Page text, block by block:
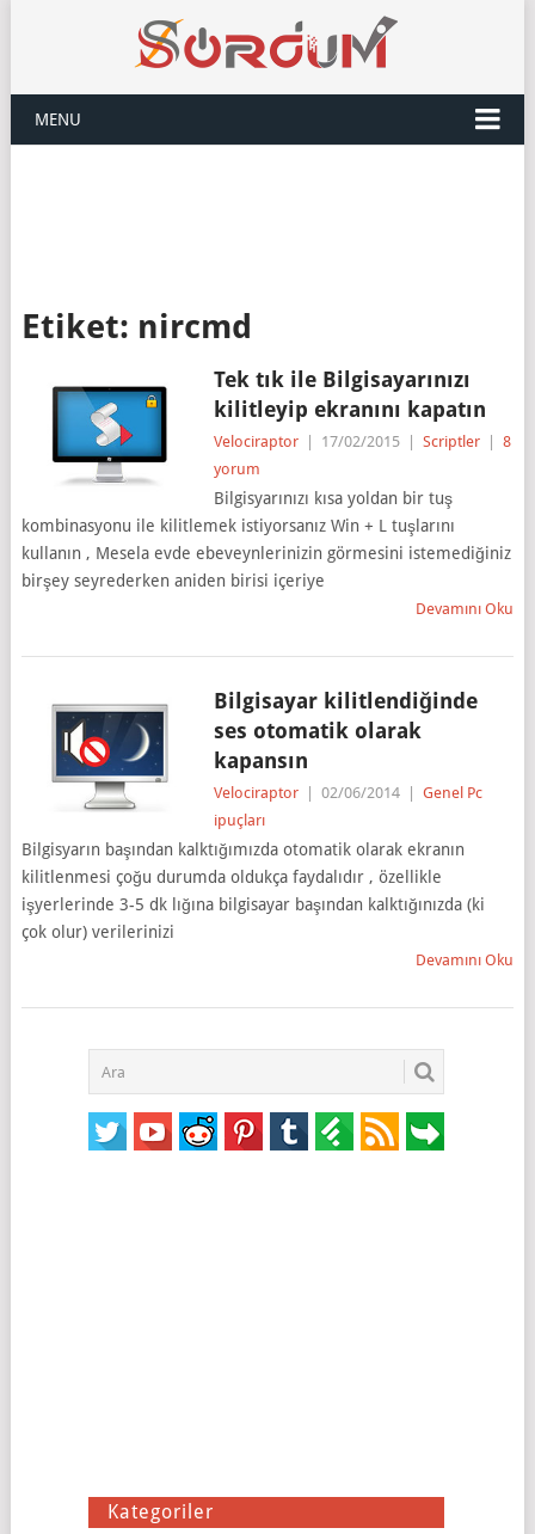
MENU
Etiket: nircmd
Tek tık ile Bilgisayarınızı
kilitleyip ekranını kapatın
Velociraptor 17/02/2015 Scriptler
8
yorum
Bilgisyarınızı kısa yoldan bir tuş
kombinasyonu ile kilitlemek istiyorsanız Win + L tuşlarını
kullanın , Mesela evde ebeveynlerinizin görmesini istemediğiniz
birşey seyrederken aniden birisi içeriye
Devamını Oku
Bilgisayar kilitlendiğinde
ses otomatik olarak
kapansın
Velociraptor 02/06/2014
Genel Pc
ipuçları
Bilgisyarın başından kalktığımızda otomatik olarak ekranın
kilitlenmesi çoğu durumda oldukça faydalıdır , özellikle
işyerlerinde 3-5 dk lığına bilgisayar başından kalktığınızda (ki
çok olur) verilerinizi
Devamını Oku
Kategoriler